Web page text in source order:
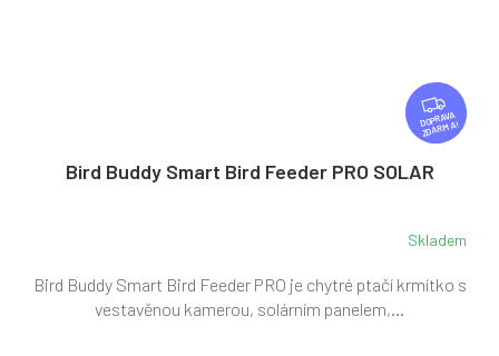
Z
D
A
ZDARMA
Bird Buddy Smart Bird Feeder PRO SOLAR
Skladem
Bird Buddy Smart Bird Feeder PRO je chytré ptačí krmítko s
vestavěnou kamerou, solárním panelem,...